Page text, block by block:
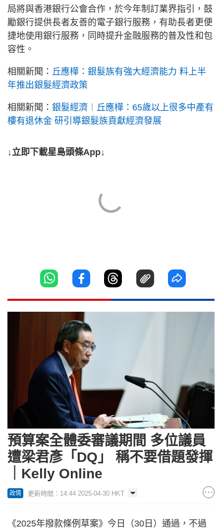
局將與香港銀行公會合作，於今年制訂業界指引，鼓
勵銀行提供長者友善的電子銀行服務，有助長者更便
捷地使用銀行服務，同時提升金融服務的普及性和包
容性。
相關新聞： 丘應樺：銀髮族有強大經濟能力 料上半
年推出銀髮經濟政策
相關新聞： 銀髮經濟︱丘應樺：65歲以上很多中產有
樓有退休金 研引導銀髮族貢獻經濟發展
↓立即下載星島頭條App↓
預算案全體委審議期間 多位議員
遭梁君彥「DQ」 稱不要借題發揮
｜Kelly Online
政情 更新時間：14:44 2025-04-30 HKT
《2025年撥款條例草案》今日（30日）通過，不過